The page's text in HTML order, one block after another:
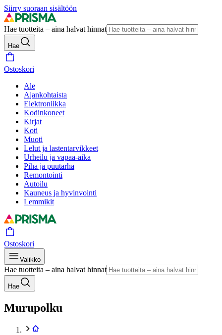
Siirry suoraan sisältöön
Hae tuotteita – aina halvat hinnat
Hae
Ostoskori
Ale
Ajankohtaista
Elektroniikka
Kodinkoneet
Kirjat
Koti
Muoti
Lelut ja lastentarvikkeet
Urheilu ja vapaa-aika
Piha ja puutarha
Remontointi
Autoilu
Kauneus ja hyvinvointi
Lemmikit
Ostoskori
Valikko
Hae tuotteita – aina halvat hinnat
Hae
Murupolku